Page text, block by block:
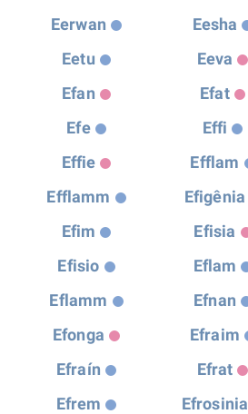
Eerwan
Eesha
Eetu
Eeva
Efan
Efat
Efe
Effi
Effie
Efflam
Efflamm
Efigênia
Efim
Efisia
Efisio
Eflam
Eflamm
Efnan
Efonga
Efraim
Efraín
Efrat
Efrem
Efrosinia